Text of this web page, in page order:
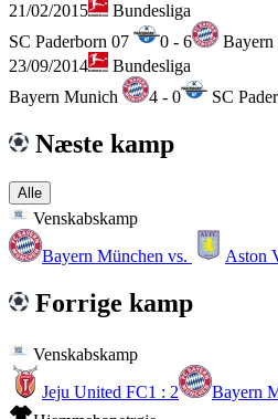
21/02/2015
Bundesliga
SC Paderborn 07
0 - 6
23/09/2014
Bundesliga
Bayern Munich
4 - 0 SC
Næste kamp
Alle
Venskabskamp
Bayern München vs. Aston
Forrige kamp
Venskabskamp
Jeju United FC1 : 2
Bayern